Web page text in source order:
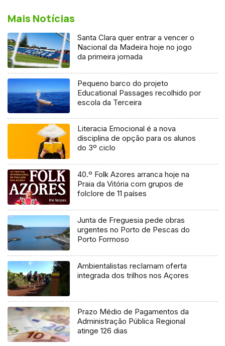
Mais Notícias
Santa Clara quer entrar a vencer o
Nacional da Madeira hoje no jogo
da primeira jornada
Pequeno barco do projeto
Educational Passages recolhido por
escola da Terceira
Literacia Emocional é a nova
disciplina de opção para os alunos
do 3º ciclo
40.º Folk Azores arranca hoje na
Praia da Vitória com grupos de
folclore de 11 países
Junta de Freguesia pede obras
urgentes no Porto de Pescas do
Porto Formoso
Ambientalistas reclamam oferta
integrada dos trilhos nos Açores
Prazo Médio de Pagamentos da
Administração Pública Regional
atinge 126 dias